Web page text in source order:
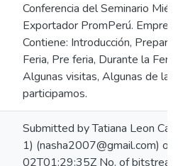
Conferencia del Seminario
Exportador PromPerú.
Contiene: Introducción,
Feria, Pre feria, Durante la
Algunas visitas, Algunas de
participamos.
Submitted by Tatiana Leon
1) (nasha2007@gmail.com)
02T01:29:35Z No. of